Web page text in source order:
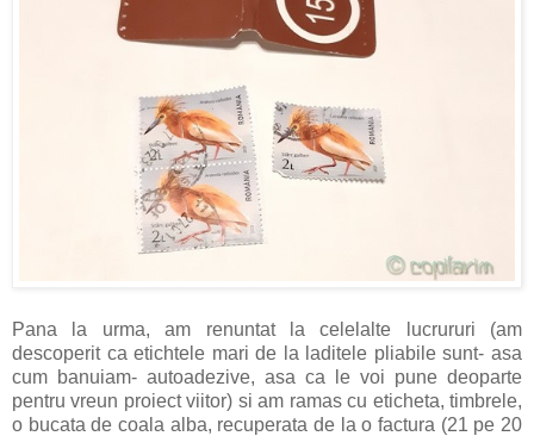
Pana la urma, am renuntat la celelalte lucrururi (am
descoperit ca etichtele mari de la laditele pliabile sunt- asa
cum banuiam- autoadezive, asa ca le voi pune deoparte
pentru vreun proiect viitor) si am ramas cu eticheta, timbrele,
o bucata de coala alba, recuperata de la o factura (21 pe 20